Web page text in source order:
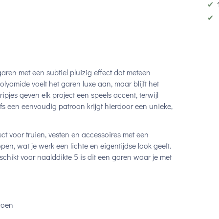
✔
✔
met een subtiel pluizig effect dat meteen
voelt het garen luxe aan, maar blijft het
geven elk project een speels accent, terwijl
een eenvoudig patroon krijgt hierdoor een unieke,
voor truien, vesten en accessoires met een
wat je werk een lichte en eigentijdse look geeft.
voor naalddikte 5 is dit een garen waar je met